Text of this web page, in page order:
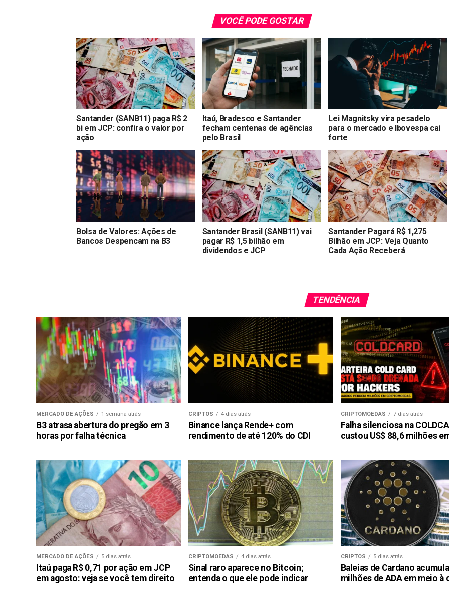
VOCÊ PODE GOSTAR
Santander (SANB11) paga R$ 2
bi em JCP: confira o valor por
ação
Itaú, Bradesco e Santander
fecham centenas de agências
pelo Brasil
Lei Magnitsky vira pesadelo
para o mercado e Ibovespa cai
forte
Bolsa de Valores: Ações de
Bancos Despencam na B3
Santander Brasil (SANB11) vai
pagar R$ 1,5 bilhão em
dividendos e JCP
Santander Pagará R$ 1,275
Bilhão em JCP: Veja Quanto
Cada Ação Receberá
TENDÊNCIA
MERCADO DE AÇÕES 1 semana atrás
B3 atrasa abertura do pregão em 3
horas por falha técnica
CRIPTOS 4 dias atrás
Binance lança Rende+ com
rendimento de até 120% do CDI
CRIPTOMOEDAS 7 dias atrás
Falha silenciosa na
custou US$ 88,6 milhões
MERCADO DE AÇÕES 5 dias atrás
Itaú paga R$ 0,71 por ação em JCP
em agosto: veja se você tem direito
CRIPTOMOEDAS 4 dias atrás
Sinal raro aparece no Bitcoin;
entenda o que ele pode indicar
CRIPTOS 5 dias atrás
Baleias de Cardano
milhões de ADA em meio à